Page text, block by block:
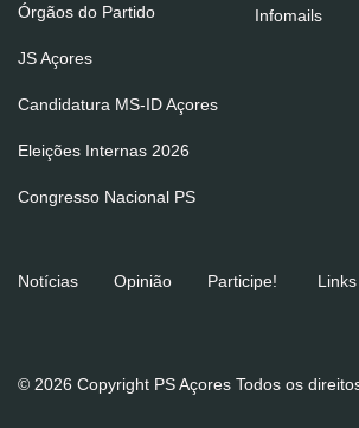
Órgãos do Partido
JS Açores
Candidatura MS-ID Açores
Eleições Internas 2026
Congresso Nacional PS
Infomails
Notícias Opinião Participe!
© 2026 Copyright PS Açores Todos os